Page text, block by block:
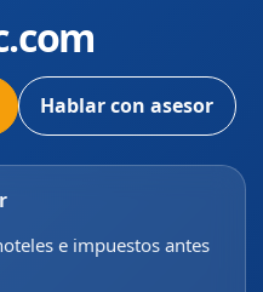
Hablar con asesor
e impuestos antes